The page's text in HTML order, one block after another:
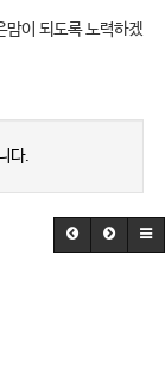
맘이 되도록 노력하겠
다.